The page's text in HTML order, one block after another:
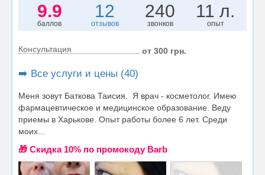
9.9
баллов
12
отзывов
240
звонков
11 л.
опыт
Консультация от 300 грн.
➡️ Все услуги и цены (40)
Меня зовут Баткова Таисия. Я врач - косметолог. Имею
фармацевтическое и медицинское образование. Веду
приемы в Харькове. Опыт работы более 6 лет. Среди
моих...
🎁 Cкидка 10% по промокоду Barb